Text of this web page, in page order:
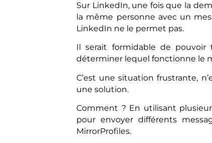
Sur LinkedIn, une fois que la
la même personne avec un
LinkedIn ne le permet pas.
Il serait formidable de pouvoir
déterminer lequel fonctionne le
C’est une situation frustrante,
une solution.
Comment ? En utilisant
pour envoyer différents
MirrorProfiles.